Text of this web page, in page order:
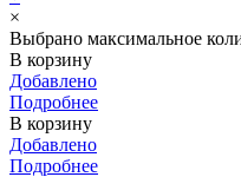
×
Выбрано максимальное
В корзину
Добавлено
Подробнее
В корзину
Добавлено
Подробнее